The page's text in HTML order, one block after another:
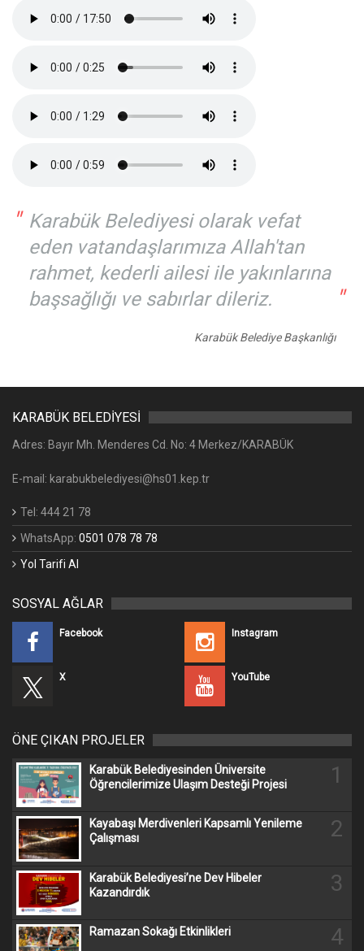
" Karabük Belediyesi olarak vefat
eden vatandaşlarımıza Allah'tan
rahmet, kederli ailesi ile yakınlarına
başsağlığı ve sabırlar dileriz.
"
Karabük Belediye Başkanlığı
KARABÜK BELEDİYESİ
Adres: Bayır Mh. Menderes Cd. No: 4 Merkez/KARABÜK
E-mail: karabukbelediyesi@hs01.kep.tr
Tel: 444 21 78
WhatsApp: 0501 078 78 78
Yol Tarifi Al
SOSYAL AĞLAR
Facebook Instagram
X YouTube
ÖNE ÇIKAN PROJELER
Karabük Belediyesinden Üniversite
Öğrencilerimize Ulaşım Desteği Projesi
1
Kayabaşı Merdivenleri Kapsamlı Yenileme
Çalışması
2
Karabük Belediyesi’ne Dev Hibeler
Kazandırdık
3
Ramazan Sokağı Etkinlikleri 4